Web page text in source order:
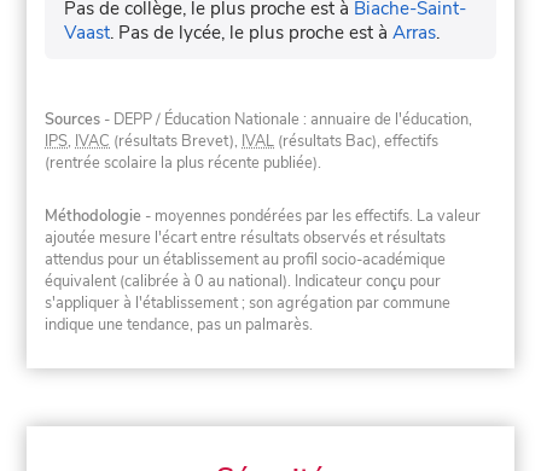
Pas de collège, le plus proche est à Biache-Saint-
Vaast. Pas de lycée, le plus proche est àArras.
Sources - DEPP / Éducation Nationale : annuaire de l'éducation,
IPS, IVAC (résultats Brevet), IVAL (résultats Bac), effectifs
(rentrée scolaire la plus récente publiée).
Méthodologie - moyennes pondérées par les effectifs. La valeur
ajoutée mesure l'écart entre résultats observés et résultats
attendus pour un établissement au profil socio-académique
équivalent (calibrée à 0 au national). Indicateur conçu pour
s'appliquer à l'établissement ; son agrégation par commune
indique une tendance, pas un palmarès.